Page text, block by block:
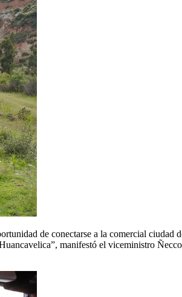
de conectarse a la comercial ciudad
manifestó el viceministro